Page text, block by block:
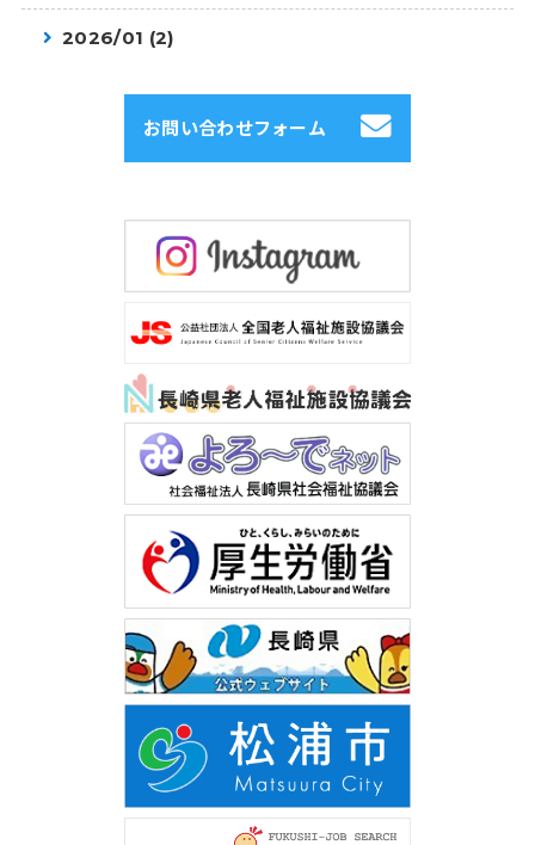
2026/01 (2)
お問い合わせフォーム